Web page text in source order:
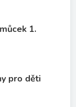
1.
pro děti